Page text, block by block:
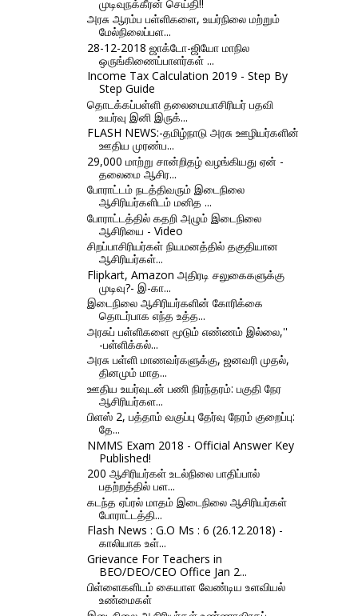
முடிவுநக்கீரன் செய்தி!!
அரசு ஆரம்ப பள்ளிகளை, உயர்நிலை மற்றும்
மேல்நிலைப்பள...
28-12-2018 ஜாக்டோ-ஜியோ மாநில
ஒருங்கிணைப்பாளர்கள் ...
Income Tax Calculation 2019 - Step By
Step Guide
தொடக்கப்பள்ளி தலைமையாசிரியர் பதவி
உயர்வு இனி இருக்...
FLASH NEWS:-தமிழ்நாடு அரசு ஊழியர்களின்
ஊதிய முரண்ப...
29,000 மாற்று சான்றிதழ் வழங்கியது ஏன் -
தலைமை ஆசிர...
போராட்டம் நடத்திவரும் இடைநிலை
ஆசிரியர்களிடம் மனித ...
போராட்டத்தில் கதறி அழும் இடைநிலை
ஆசிரியை - Video
சிறப்பாசிரியர்கள் நியமனத்தில் தகுதியான
ஆசிரியர்கள்...
Flipkart, Amazon அதிரடி சலுகைகளுக்கு
முடிவு?- இ-கா...
இடைநிலை ஆசிரியர்களின் கோரிக்கை
தொடர்பாக எந்த உத்த...
அரசுப் பள்ளிகளை மூடும் எண்ணம் இல்லை,''
-பள்ளிக்கல்...
அரசு பள்ளி மாணவர்களுக்கு, ஜனவரி முதல்,
தினமும் மாத...
ஊதிய உயர்வுடன் பணி நிரந்தரம்: பகுதி நேர
ஆசிரியர்கள...
பிளஸ் 2, பத்தாம் வகுப்பு தேர்வு நேரம் குறைப்பு:
தே...
NMMS Exam 2018 - Official Answer Key
Published!
200 ஆசிரியர்கள் உடல்நிலை பாதிப்பால்
பதற்றத்தில் பள...
கடந்த ஏப்ரல் மாதம் இடைநிலை ஆசிரியர்கள்
போராட்டத்தி...
Flash News : G.O Ms : 6 (26.12.2018) -
காலியாக உள்...
Grievance For Teachers in
BEO/DEO/CEO Office Jan 2...
பிள்ளைகளிடம் கையாள வேண்டிய உளவியல்
உண்மைகள்